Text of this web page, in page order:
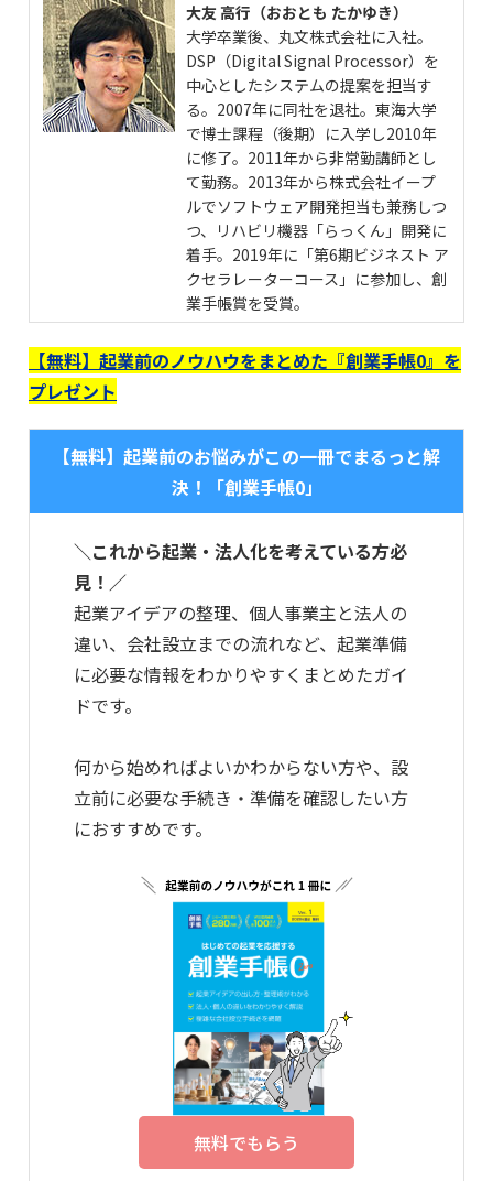
大友 高行（おおとも たかゆき）
大学卒業後、丸文株式会社に入社。
DSP（Digital Signal Processor）を
中心としたシステムの提案を担当す
る。2007年に同社を退社。東海大学
で博士課程（後期）に入学し2010年
に修了。2011年から非常勤講師とし
て勤務。2013年から株式会社イープ
ルでソフトウェア開発担当も兼務しつ
つ、リハビリ機器「らっくん」開発に
着手。2019年に「第6期ビジネスト ア
クセラレーターコース」に参加し、創
業手帳賞を受賞。
【無料】起業前のノウハウをまとめた『創業手帳0』を
プレゼント
【無料】起業前のお悩みがこの一冊でまるっと解
決！「創業手帳0」
＼これから起業・法人化を考えている方必
見！／
起業アイデアの整理、個人事業主と法人の
違い、会社設立までの流れなど、起業準備
に必要な情報をわかりやすくまとめたガイ
ドです。
何から始めればよいかわからない方や、設
立前に必要な手続き・準備を確認したい方
におすすめです。
無料でもらう